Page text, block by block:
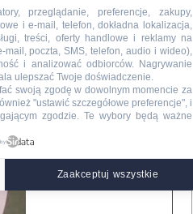
przeglądanie, preferencje, zakupy,
i e-mail, telefon, dokładna lokalizacja,
treści, oferty handlowe i reklamy na
poczta, SMS, telefon, audio i wideo),
i analizować odbiorców. Nagrywanie
ulepszać Twoje doświadczenie.
swoją zgodę w dowolnym momencie za
"ustawić szczegółowe preferencje", i
zgodzie. Te wybory będą ważne
Zaakceptuj wszystkie